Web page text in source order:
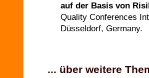
auf der Basis von
Quality Conferences
Düsseldorf, Germany.
... über weitere